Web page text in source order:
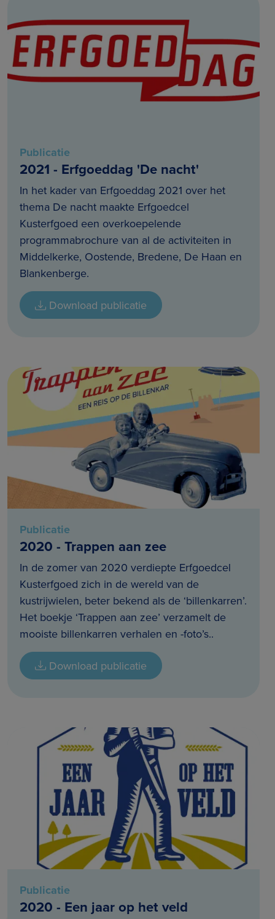
Publicatie
2021 - Erfgoeddag 'De nacht'
In het kader van Erfgoeddag 2021 over het
thema De nacht maakte Erfgoedcel
Kusterfgoed een overkoepelende
programmabrochure van al de activiteiten in
Middelkerke, Oostende, Bredene, De Haan en
Blankenberge.
Download publicatie
Publicatie
2020 - Trappen aan zee
In de zomer van 2020 verdiepte Erfgoedcel
Kusterfgoed zich in de wereld van de
kustrijwielen, beter bekend als de ‘billenkarren’.
Het boekje ‘Trappen aan zee’ verzamelt de
mooiste billenkarren verhalen en -foto’s..
Download publicatie
Publicatie
2020 - Een jaar op het veld